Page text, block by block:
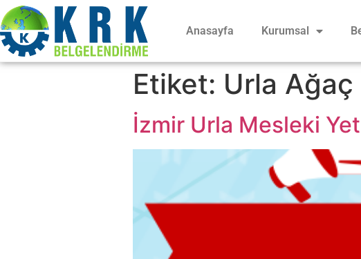
Anasayfa Kurumsal
Etiket: Urla
İzmir Urla Mesleki